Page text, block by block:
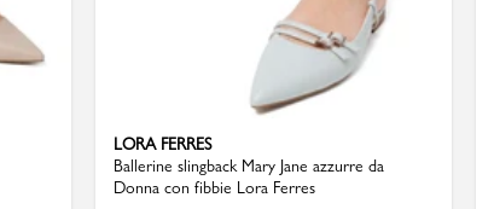
LORA FERRES
Ballerine slingback Mary Jane azzurre da
Donna con fibbie Lora Ferres